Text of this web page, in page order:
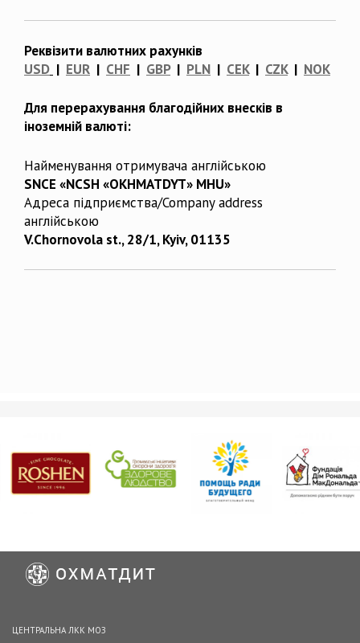
Реквізити валютних рахунків
USD | EUR | CHF | GBP| PLN | CEK| CZK| NOK
Для перерахування благодійних внесків в
іноземній валюті:
Найменування отримувача англійською
SNCE «NCSH «OKHMATDYT» MHU»
Адреса підприємства/Company address
англійською
V.Chornovola st., 28/1, Kyiv, 01135
ЦЕНТРАЛЬНА ЛКК МОЗ